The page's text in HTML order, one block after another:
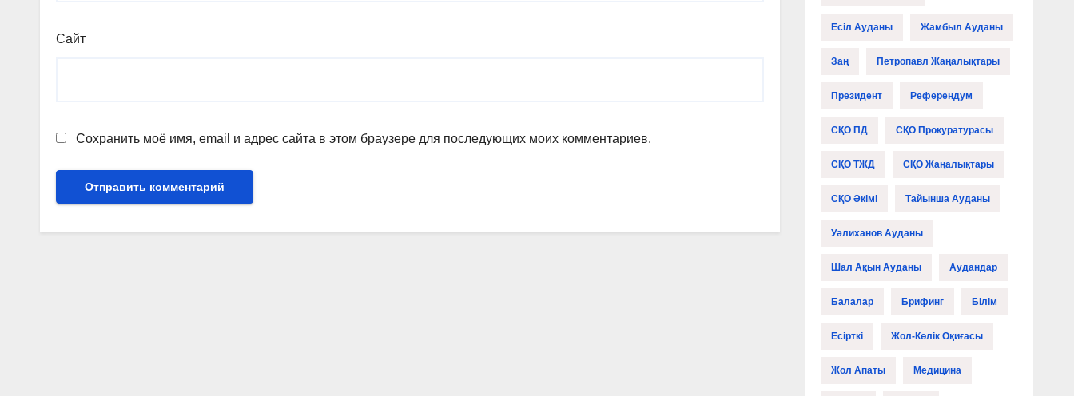
Сайт
Сохранить моё имя, email и адрес сайта в этом браузере для последующих моих комментариев.
Есіл Ауданы Жамбыл Ауданы
Заң Петропавл Жаңалықтары
Президент Референдум
СҚО ПД СҚО Прокуратурасы
СҚО ТЖД СҚО Жаңалықтары
СҚО Әкімі Тайынша Ауданы
Уәлиханов Ауданы
Шал Ақын Ауданы Аудандар
Балалар Брифинг Білім
Есірткі Жол-Көлік Оқиғасы
Жол Апаты Медицина